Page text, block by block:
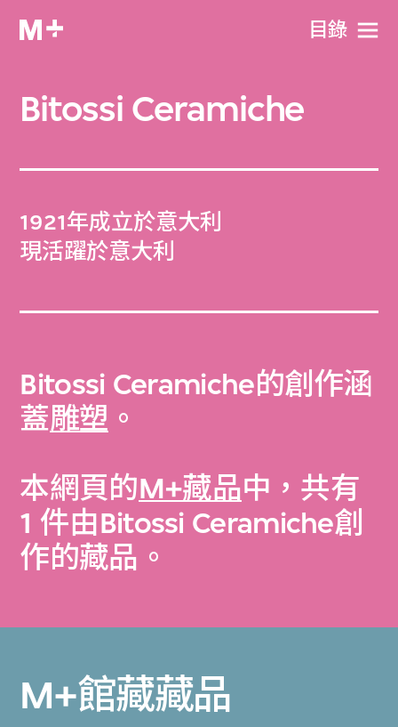
目​錄
Bitossi Ceramiche
1921年成立於意大利
現活躍於意大利
Bitossi Ceramiche的創作涵
蓋雕塑 。
本網頁的M+藏品中，共有
1 件由Bitossi Ceramiche創
作的藏品。
M+館藏藏品